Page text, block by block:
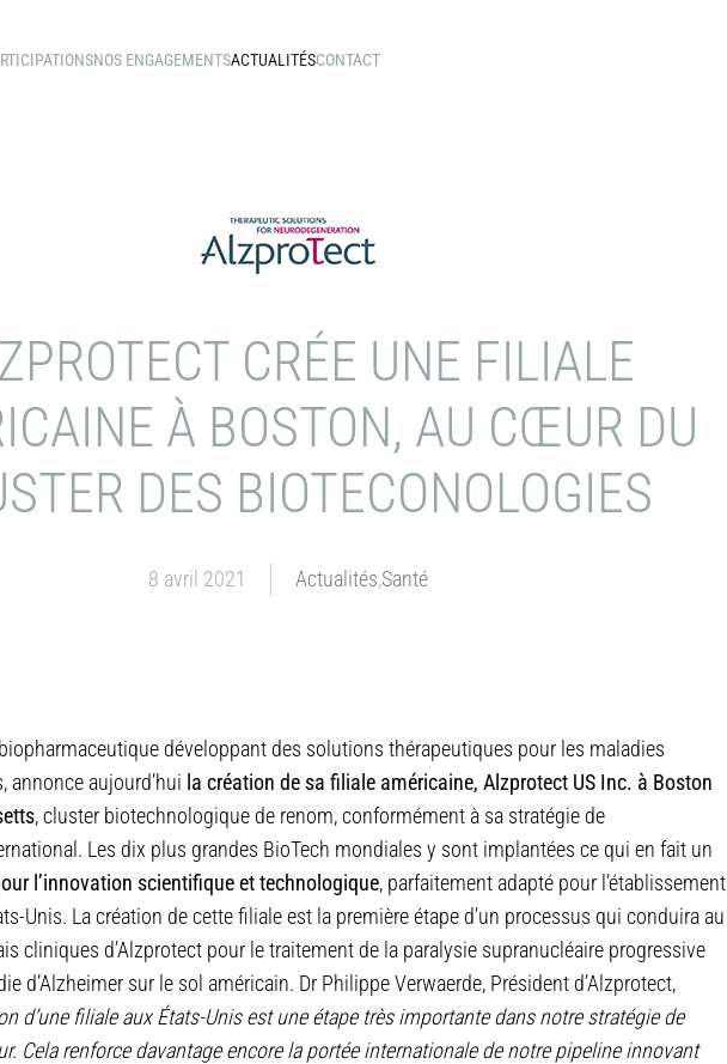
NOS ENGAGEMENTSACTUALITÉSCONTACT
CRÉE UNE FILIALE
À BOSTON, AU CŒUR DU
DES BIOTECONOLOGIES
8 avril 2021 Actualités,Santé
développant des solutions thérapeutiques pour les maladies
annonce aujourd’hui la création de sa filiale américaine, Alzprotect US Inc. à Boston
, cluster biotechnologique de renom, conformément à sa stratégie de
Les dix plus grandes BioTech mondiales y sont implantées ce qui en fait un
l’innovation scientifique et technologique, parfaitement adapté pour l’établissement
Unis. La création de cette filiale est la première étape d’un processus qui conduira au
cliniques d’Alzprotect pour le traitement de la paralysie supranucléaire progressive
d’Alzheimer sur le sol américain. Dr Philippe Verwaerde, Président d’Alzprotect,
d’une filiale aux États-Unis est une étape très importante dans notre stratégie de
Cela renforce davantage encore la portée internationale de notre pipeline innovant